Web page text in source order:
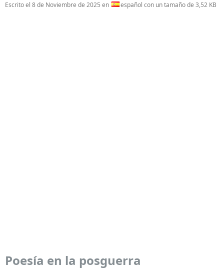
Escrito el 8 de Noviembre de 2025 en español con un tamaño de 3,52 KB
Poesía en la posguerra